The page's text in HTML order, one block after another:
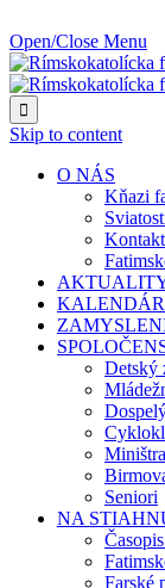
Open/Close Menu

Skip to content
O NÁS
Kňazi
Kontakt
KALENDÁR
Detský
Seniori
NA
Farské